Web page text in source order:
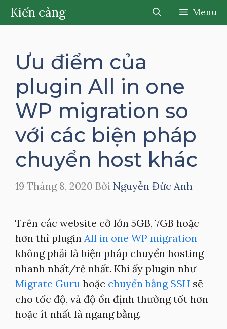
Chuyển
đến
dung
Kiến càng Menu
Ưu điểm của
plugin All in one
WP migration so
với các biện pháp
chuyển host khác
19 Tháng 8, 2020 Bởi Nguyễn Đức Anh
Trên các website cỡ lớn 5GB, 7GB hoặc
hơn thì plugin All in one WP migration
không phải là biện pháp chuyển hosting
nhanh nhất/rẻ nhất. Khi ấy plugin như
Migrate Guru hoặc chuyển bằng SSH sẽ
cho tốc độ, và độ ổn định thường tốt hơn
hoặc ít nhất là ngang bằng.